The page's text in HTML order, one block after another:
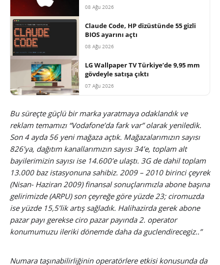
08 Ağu 2026
Claude Code, HP dizüstünde 55 gizli
BIOS ayarını açtı
08 Ağu 2026
LG Wallpaper TV Türkiye’de 9,95 mm
gövdeyle satışa çıktı
07 Ağu 2026
Bu süreçte güçlü bir marka yaratmaya odaklandık ve
reklam temamızı “Vodafone’da fark var” olarak yeniledik.
Son 4 ayda 56 yeni mağaza açtık. Mağazalarımızın sayısı
826’ya, dağıtım kanallarımızın sayısı 34’e, toplam alt
bayilerimizin sayısı ise 14.600’e ulaştı. 3G de dahil toplam
13.000 baz istasyonuna sahibiz. 2009 – 2010 birinci çeyrek
(Nisan- Haziran 2009) finansal sonuçlarımızla abone başına
gelirimizde (ARPU) son çeyreğe göre yüzde 23; ciromuzda
ise yüzde 15,5’lik artış sağladık. Halihazirda gerek abone
pazar payı gerekse ciro pazar payında 2. operator
konumumuzu ileriki dönemde daha da guclendirecegiz..”
Numara taşınabilirliğinin operatörlere etkisi konusunda da